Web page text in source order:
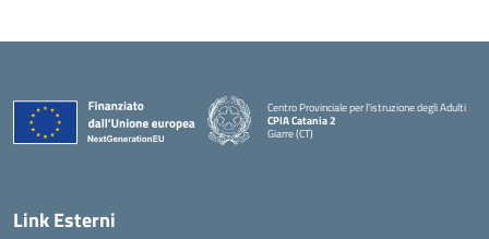
Centro Provinciale per l'istruzione degli Adulti
CPIA Catania 2
Giarre (CT)
Link Esterni